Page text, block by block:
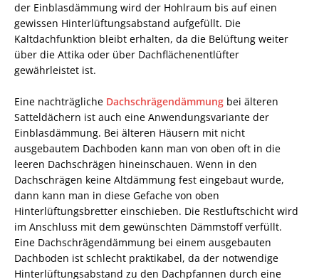
der Einblasdämmung wird der Hohlraum bis auf einen
gewissen Hinterlüftungsabstand aufgefüllt. Die
Kaltdachfunktion bleibt erhalten, da die Belüftung weiter
über die Attika oder über Dachflächenentlüfter
gewährleistet ist.
Eine nachträgliche Dachschrägendämmung bei älteren
Satteldächern ist auch eine Anwendungsvariante der
Einblasdämmung. Bei älteren Häusern mit nicht
ausgebautem Dachboden kann man von oben oft in die
leeren Dachschrägen hineinschauen. Wenn in den
Dachschrägen keine Altdämmung fest eingebaut wurde,
dann kann man in diese Gefache von oben
Hinterlüftungsbretter einschieben. Die Restluftschicht wird
im Anschluss mit dem gewünschten Dämmstoff verfüllt.
Eine Dachschrägendämmung bei einem ausgebauten
Dachboden ist schlecht praktikabel, da der notwendige
Hinterlüftungsabstand zu den Dachpfannen durch eine